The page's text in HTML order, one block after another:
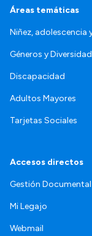
Áreas temáticas
Niñez, adolescencia
Géneros y Diversidad
Discapacidad
Adultos Mayores
Tarjetas Sociales
Accesos directos
Gestión
Mi Legajo
Webmail